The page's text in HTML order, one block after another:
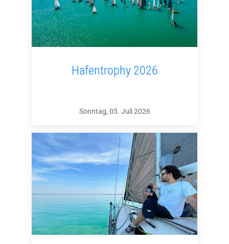
Hafentrophy 2026
Sonntag, 05. Juli 2026